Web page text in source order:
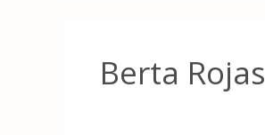
Berta Rojas